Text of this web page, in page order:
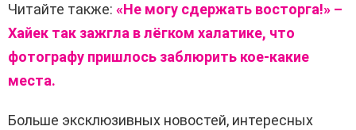
Читайте также: «Не могу сдержать восторга!» –
Хайек так зажгла в лёгком халатике, что
фотографу пришлось заблюрить кое-какие
места.
Больше эксклюзивных новостей, интересных